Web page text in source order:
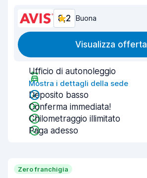
8,2 Buona
Visualizza offerta
Ufficio di autonoleggio
Mostra i dettagli della sede
Deposito basso
Conferma immediata!
Chilometraggio illimitato
Paga adesso
Zero franchigia